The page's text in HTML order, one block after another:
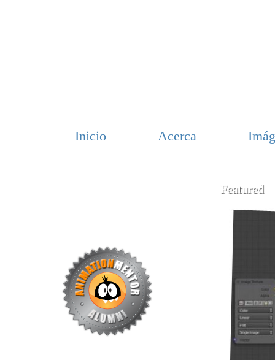
Inicio Acerca
Featured